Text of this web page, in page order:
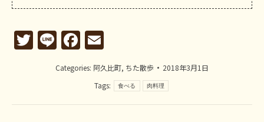
Twitter
LineFacebook
Categories: 阿久比町, ちた散歩
2018年3月1日
Tags:
食べる 肉料理
Post